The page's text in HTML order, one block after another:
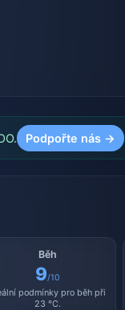
Podpořte nás →
Běh
9/10
podmínky pro běh při
23 °C.